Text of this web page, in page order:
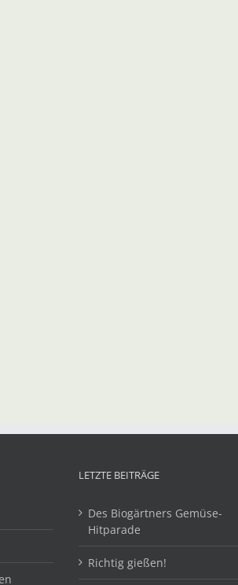
LETZTE BEITRÄGE
Des Biogärtners Gemüse-
Hitparade
Richtig gießen!